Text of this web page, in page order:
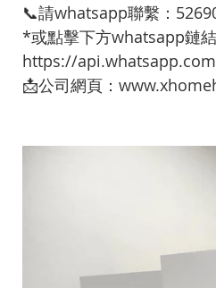
📞請whatsapp聯繫：
*或點擊下方whatsapp鏈
https://
📩公司網頁：